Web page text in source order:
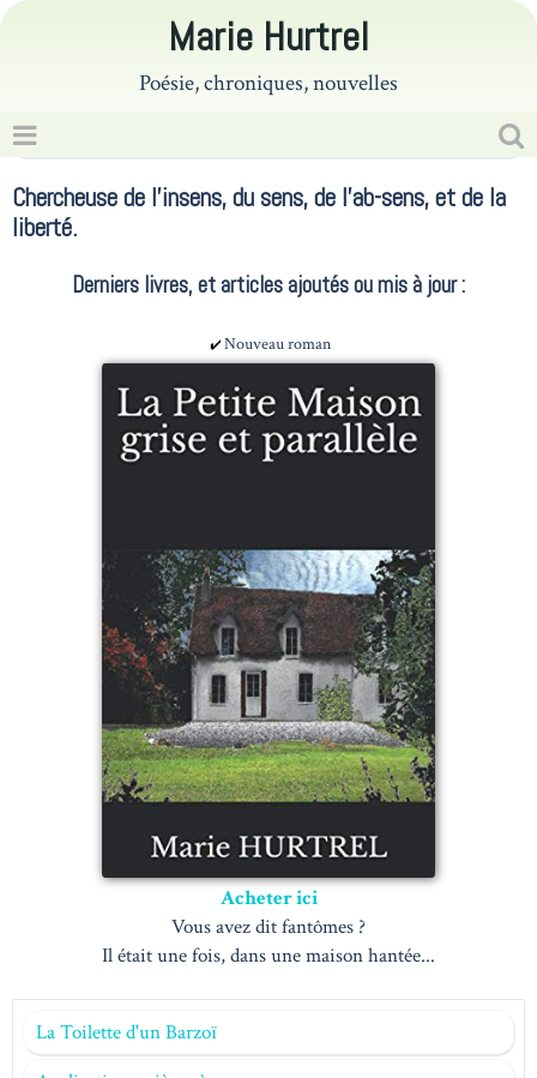
Marie Hurtrel
Poésie, chroniques, nouvelles
Chercheuse de l'insens, du sens, de l'ab-sens, et de la
liberté.
Derniers livres, et articles ajoutés ou mis à jour :
Nouveau roman
Acheter ici
Vous avez dit fantômes ?
Il était une fois, dans une maison hantée...
La Toilette d'un Barzoï